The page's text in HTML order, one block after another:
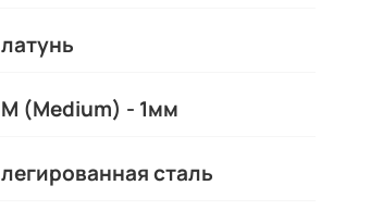
латунь
M (Medium) - 1мм
легированная сталь